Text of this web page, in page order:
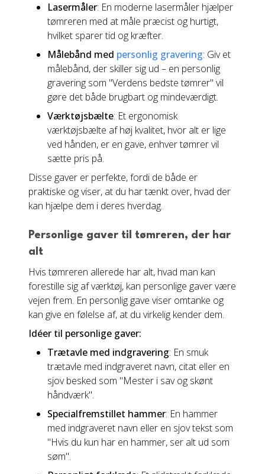
Lasermåler: En moderne lasermåler hjælper
tømreren med at måle præcist og hurtigt,
hvilket sparer tid og kræfter.
Målebånd med personlig gravering: Giv et
målebånd, der skiller sig ud – en personlig
gravering som "Verdens bedste tømrer" vil
gøre det både brugbart og mindeværdigt.
Værktøjsbælte: Et ergonomisk
værktøjsbælte af høj kvalitet, hvor alt er lige
ved hånden, er en gave, enhver tømrer vil
sætte pris på.
Disse gaver er perfekte, fordi de både er
praktiske og viser, at du har tænkt over, hvad der
kan hjælpe dem i deres hverdag.
Personlige gaver til tømreren, der har
alt
Hvis tømreren allerede har alt, hvad man kan
forestille sig af værktøj, kan personlige gaver være
vejen frem. En personlig gave viser omtanke og
kan give en følelse af, at du virkelig kender dem.
Idéer til personlige gaver:
Trætavle med indgravering: En smuk
trætavle med indgraveret navn, citat eller en
sjov besked som "Mester i sav og skønt
håndværk".
Specialfremstillet hammer: En hammer
med indgraveret navn eller en sjov tekst som
"Hvis du kun har en hammer, ser alt ud som
søm".